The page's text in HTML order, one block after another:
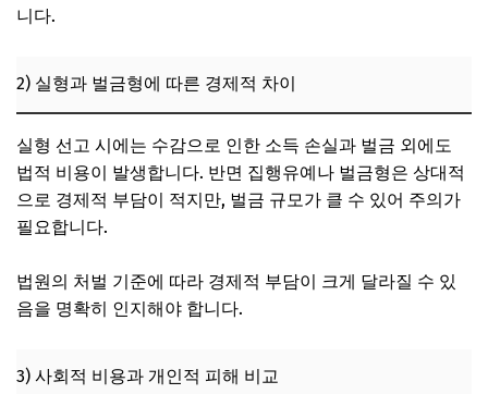
니다.
2) 실형과 벌금형에 따른 경제적 차이
실형 선고 시에는 수감으로 인한 소득 손실과 벌금 외에도
법적 비용이 발생합니다. 반면 집행유예나 벌금형은 상대적
으로 경제적 부담이 적지만, 벌금 규모가 클 수 있어 주의가
필요합니다.
법원의 처벌 기준에 따라 경제적 부담이 크게 달라질 수 있
음을 명확히 인지해야 합니다.
3) 사회적 비용과 개인적 피해 비교